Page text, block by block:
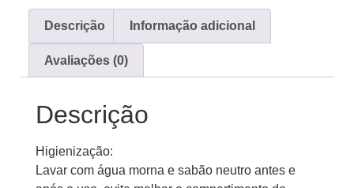
Descrição Informação adicional
Avaliações (0)
Descrição
Higienização:
Lavar com água morna e sabão neutro antes e